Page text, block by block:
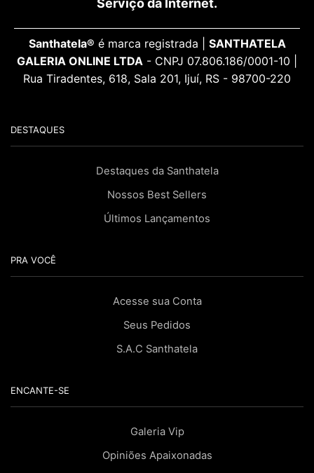
Serviço da Internet.
Santhatela® é marca registrada | SANTHATELA
GALERIA ONLINE LTDA - CNPJ 07.806.186/0001-10 |
Rua Tiradentes, 618, Sala 201, Ijuí, RS - 98700-220
DESTAQUES
Destaques da Santhatela
Nossos Best Sellers
Últimos Lançamentos
PRA VOCÊ
Acesse sua Conta
Seus Pedidos
S.A.C Santhatela
ENCANTE-SE
Galeria Vip
Opiniões Apaixonadas